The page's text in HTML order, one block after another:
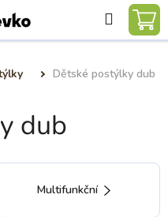
Hledat
Dětské postýlky dub
dub
Multifunkční